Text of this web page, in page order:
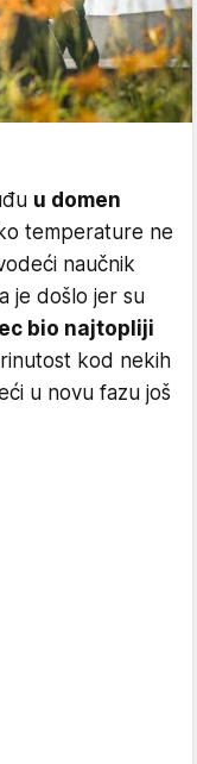
u domen
temperature ne
naučnik
je došlo jer su
bio najtopliji
kod nekih
u novu fazu još